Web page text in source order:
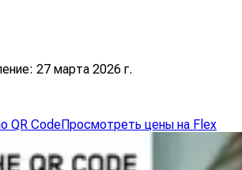
27 марта 2026 г.
QR CodeПросмотреть цены на Flex